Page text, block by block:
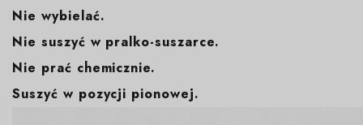
Nie wybielać.
Nie suszyć w pralko-suszarce.
Nie prać chemicznie.
Suszyć w pozycji pionowej.